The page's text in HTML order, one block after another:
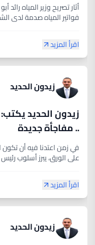
أثار تصريح وزير المياه
فواتير المياه صدمة لدى
اقرأ المزيد
زيدون الحديد
زيدون الحديد
.. مفاجأة جديدة
في زمن اعتدنا فيه أن
على الورق، يبرز أسلوب رئيس
اقرأ المزيد
زيدون الحديد